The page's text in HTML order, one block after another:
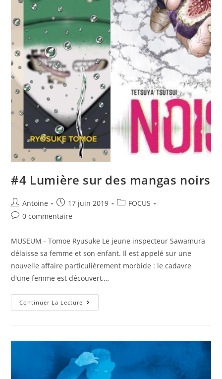
#4 Lumière sur des mangas noirs
Antoine 17 juin 2019
FOCUS
0 commentaire
MUSEUM - Tomoe Ryusuke Le jeune inspecteur Sawamura
délaisse sa femme et son enfant. Il est appelé sur une
nouvelle affaire particulièrement morbide : le cadavre
d'une femme est découvert,…
Continuer La Lecture